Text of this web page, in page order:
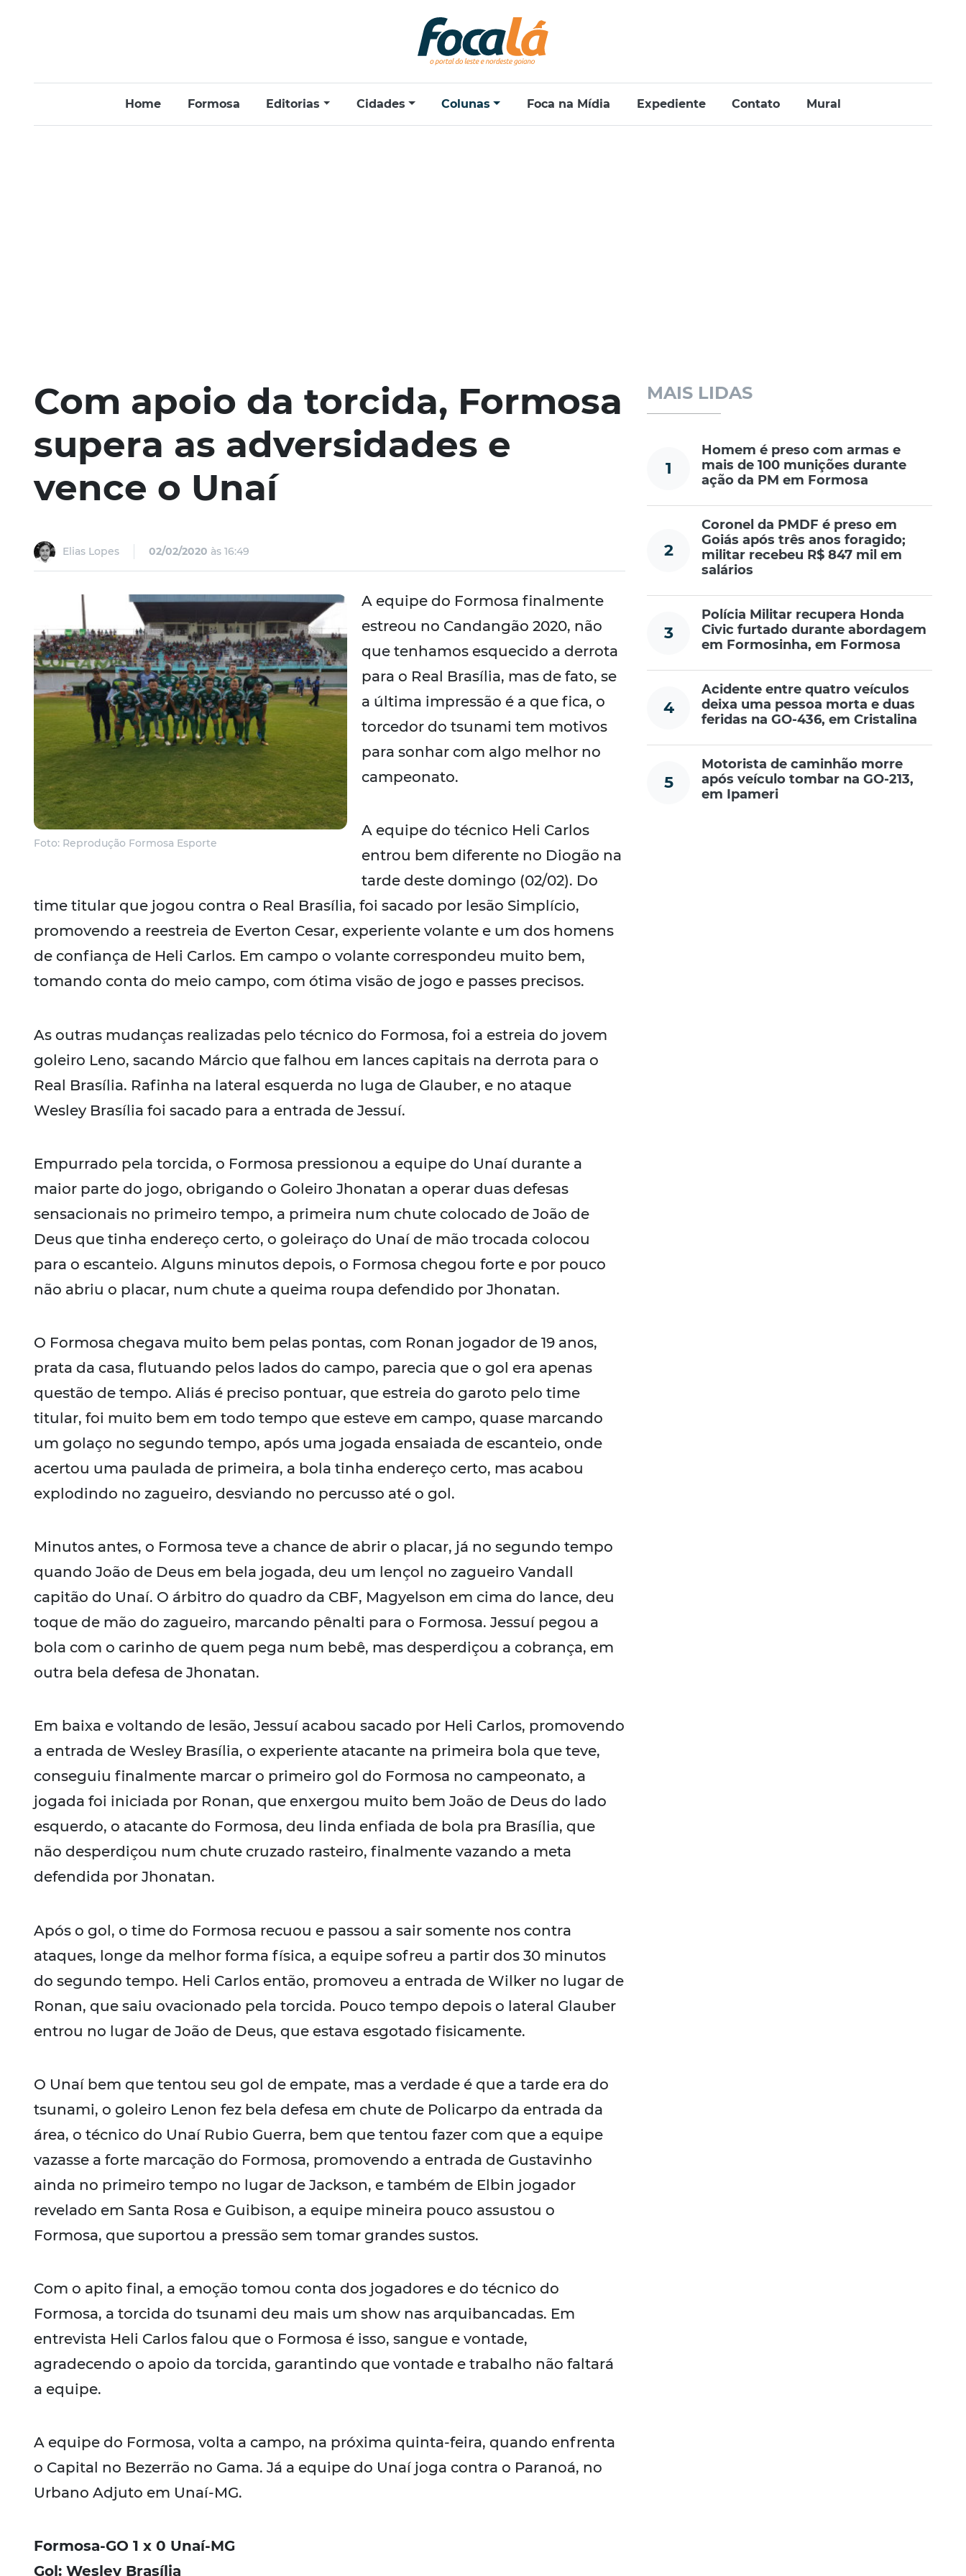
Home Formosa Editorias Cidades Colunas Foca na Mídia Expediente Contato Mural
Com apoio da torcida, Formosa
supera as adversidades e
vence o Unaí
Elias Lopes 02/02/2020 às 16:49
Foto: Reprodução Formosa Esporte
A equipe do Formosa finalmente
estreou no Candangão 2020, não
que tenhamos esquecido a derrota
para o Real Brasília, mas de fato, se
a última impressão é a que fica, o
torcedor do tsunami tem motivos
para sonhar com algo melhor no
campeonato.
A equipe do técnico Heli Carlos
entrou bem diferente no Diogão na
tarde deste domingo (02/02). Do
time titular que jogou contra o Real Brasília, foi sacado por lesão Simplício,
promovendo a reestreia de Everton Cesar, experiente volante e um dos homens
de confiança de Heli Carlos. Em campo o volante correspondeu muito bem,
tomando conta do meio campo, com ótima visão de jogo e passes precisos.
As outras mudanças realizadas pelo técnico do Formosa, foi a estreia do jovem
goleiro Leno, sacando Márcio que falhou em lances capitais na derrota para o
Real Brasília. Rafinha na lateral esquerda no luga de Glauber, e no ataque
Wesley Brasília foi sacado para a entrada de Jessuí.
Empurrado pela torcida, o Formosa pressionou a equipe do Unaí durante a
maior parte do jogo, obrigando o Goleiro Jhonatan a operar duas defesas
sensacionais no primeiro tempo, a primeira num chute colocado de João de
Deus que tinha endereço certo, o goleiraço do Unaí de mão trocada colocou
para o escanteio. Alguns minutos depois, o Formosa chegou forte e por pouco
não abriu o placar, num chute a queima roupa defendido por Jhonatan.
O Formosa chegava muito bem pelas pontas, com Ronan jogador de 19 anos,
prata da casa, flutuando pelos lados do campo, parecia que o gol era apenas
questão de tempo. Aliás é preciso pontuar, que estreia do garoto pelo time
titular, foi muito bem em todo tempo que esteve em campo, quase marcando
um golaço no segundo tempo, após uma jogada ensaiada de escanteio, onde
acertou uma paulada de primeira, a bola tinha endereço certo, mas acabou
explodindo no zagueiro, desviando no percusso até o gol.
Minutos antes, o Formosa teve a chance de abrir o placar, já no segundo tempo
quando João de Deus em bela jogada, deu um lençol no zagueiro Vandall
capitão do Unaí. O árbitro do quadro da CBF, Magyelson em cima do lance, deu
toque de mão do zagueiro, marcando pênalti para o Formosa. Jessuí pegou a
bola com o carinho de quem pega num bebê, mas desperdiçou a cobrança, em
outra bela defesa de Jhonatan.
Em baixa e voltando de lesão, Jessuí acabou sacado por Heli Carlos, promovendo
a entrada de Wesley Brasília, o experiente atacante na primeira bola que teve,
conseguiu finalmente marcar o primeiro gol do Formosa no campeonato, a
jogada foi iniciada por Ronan, que enxergou muito bem João de Deus do lado
esquerdo, o atacante do Formosa, deu linda enfiada de bola pra Brasília, que
não desperdiçou num chute cruzado rasteiro, finalmente vazando a meta
defendida por Jhonatan.
Após o gol, o time do Formosa recuou e passou a sair somente nos contra
ataques, longe da melhor forma física, a equipe sofreu a partir dos 30 minutos
do segundo tempo. Heli Carlos então, promoveu a entrada de Wilker no lugar de
Ronan, que saiu ovacionado pela torcida. Pouco tempo depois o lateral Glauber
entrou no lugar de João de Deus, que estava esgotado fisicamente.
O Unaí bem que tentou seu gol de empate, mas a verdade é que a tarde era do
tsunami, o goleiro Lenon fez bela defesa em chute de Policarpo da entrada da
área, o técnico do Unaí Rubio Guerra, bem que tentou fazer com que a equipe
vazasse a forte marcação do Formosa, promovendo a entrada de Gustavinho
ainda no primeiro tempo no lugar de Jackson, e também de Elbin jogador
revelado em Santa Rosa e Guibison, a equipe mineira pouco assustou o
Formosa, que suportou a pressão sem tomar grandes sustos.
Com o apito final, a emoção tomou conta dos jogadores e do técnico do
Formosa, a torcida do tsunami deu mais um show nas arquibancadas. Em
entrevista Heli Carlos falou que o Formosa é isso, sangue e vontade,
agradecendo o apoio da torcida, garantindo que vontade e trabalho não faltará
a equipe.
A equipe do Formosa, volta a campo, na próxima quinta-feira, quando enfrenta
o Capital no Bezerrão no Gama. Já a equipe do Unaí joga contra o Paranoá, no
Urbano Adjuto em Unaí-MG.
Formosa-GO 1 x 0 Unaí-MG
Gol: Wesley Brasília
MAIS LIDAS
1
Homem é preso com armas e
mais de 100 munições durante
ação da PM em Formosa
2
Coronel da PMDF é preso em
Goiás após três anos foragido;
militar recebeu R$ 847 mil em
salários
3
Polícia Militar recupera Honda
Civic furtado durante abordagem
em Formosinha, em Formosa
4
Acidente entre quatro veículos
deixa uma pessoa morta e duas
feridas na GO-436, em Cristalina
5
Motorista de caminhão morre
após veículo tombar na GO-213,
em Ipameri